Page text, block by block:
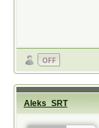
Aleks_SRT